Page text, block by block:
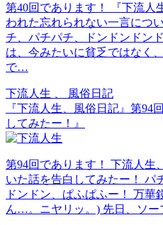
第40回であります！ 『下流人
われた忘れられない一言につ
チ、パチパチ、ドンドンドン
は、今みたいに貧乏ではなく
で…
下流人生 、 風俗日記
『下流人生、風俗日記』第94
してみたー！』
第94回であります！ 下流人生
いた話を告白してみたー！ パ
ドンドン、ぱふぱふー！ 万華
ん…。ニヤリッ。) 先日、ソ